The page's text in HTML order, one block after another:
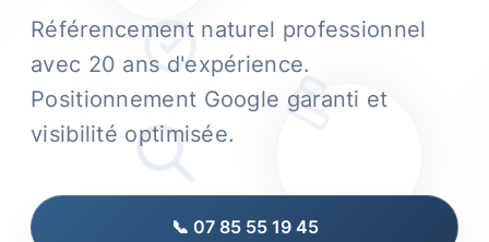
Référencement naturel professionnel
avec 20 ans d'expérience.
Positionnement Google garanti et
visibilité optimisée.
📞 07 85 55 19 45